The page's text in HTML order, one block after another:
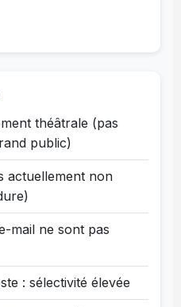
théâtrale (pas
public)
actuellement non
mail ne sont pas
: sélectivité élevée